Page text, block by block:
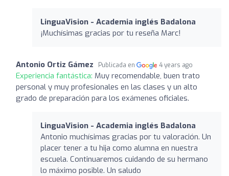
LinguaVision - Academia inglés Badalona
¡Muchísimas gracias por tu reseña Marc!
Antonio Ortiz Gámez Publicada en 4 years ago
Experiencia fantástica: Muy recomendable, buen trato
personal y muy profesionales en las clases y un alto
grado de preparación para los exámenes oficiales.
LinguaVision - Academia inglés Badalona
Antonio muchísimas gracias por tu valoración. Un
placer tener a tu hija como alumna en nuestra
escuela. Continuaremos cuidando de su hermano
lo máximo posible. Un saludo